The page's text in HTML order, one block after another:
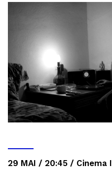
29 MAI / 20:45 / Cinema